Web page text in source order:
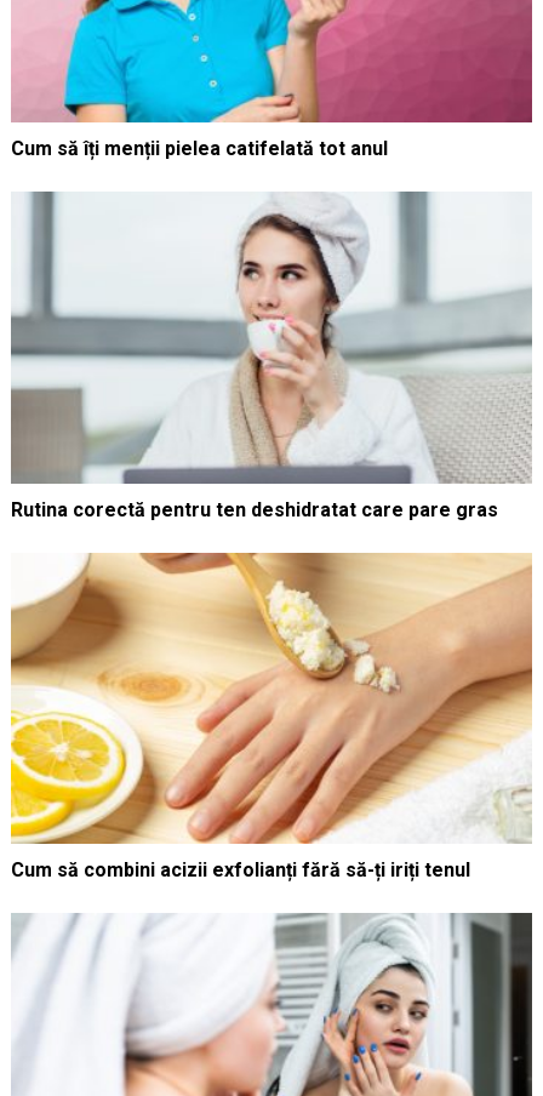
Cum să îți menții pielea catifelată tot anul
Rutina corectă pentru ten deshidratat care pare gras
Cum să combini acizii exfolianți fără să-ți iriți tenul